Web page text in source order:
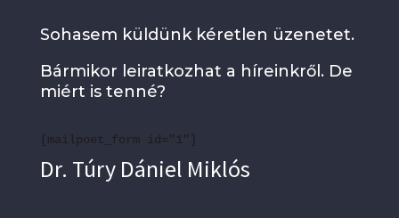
Sohasem küldünk kéretlen üzenetet.
Bármikor leiratkozhat a híreinkről. De
miért is tenné?
[mailpoet_form id="1"]
Dr. Túry Dániel Miklós